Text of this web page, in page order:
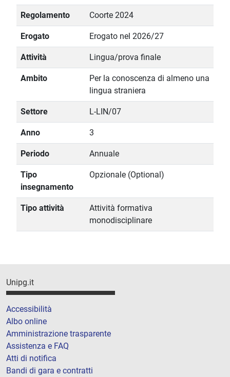
Regolamento Coorte 2024
Erogato Erogato nel 2026/27
Attività Lingua/prova finale
Ambito
Per la conoscenza di almeno una
lingua straniera
Settore L-LIN/07
Anno 3
Periodo Annuale
Tipo
insegnamento
Opzionale (Optional)
Tipo attività
Attività formativa
monodisciplinare
Unipg.it
Accessibilità
Albo online
Amministrazione trasparente
Assistenza e FAQ
Atti di notifica
Bandi di gara e contratti